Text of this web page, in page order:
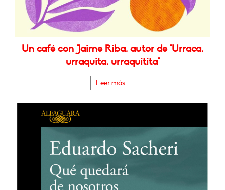
Un café con Jaime Riba, autor de "Urraca,
urraquita, urraquitita"
Leer más...